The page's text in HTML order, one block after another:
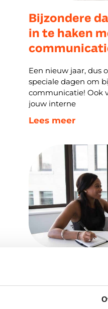
Bijzondere
in te haken
Een nieuw jaar, dus
speciale dagen om
communicatie! Ook
jouw interne
Lees meer
Bijzondere
bij stil te